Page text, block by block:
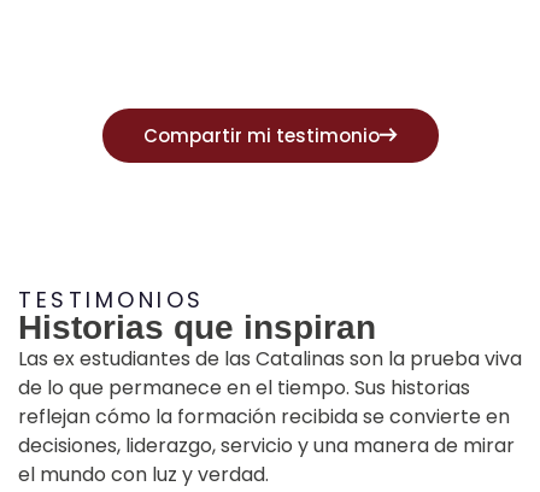
Compartir mi testimonio
TESTIMONIOS
Historias que inspiran
Las ex estudiantes de las Catalinas son la prueba viva
de lo que permanece en el tiempo. Sus historias
reflejan cómo la formación recibida se convierte en
decisiones, liderazgo, servicio y una manera de mirar
el mundo con luz y verdad.